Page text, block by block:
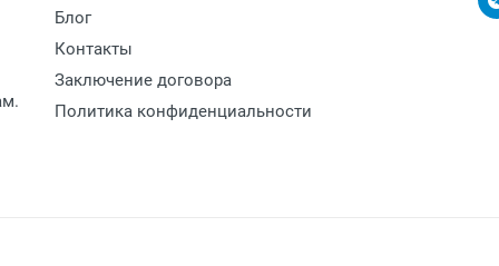
Блог
Контакты
Заключение договора
Политика конфиденциальности